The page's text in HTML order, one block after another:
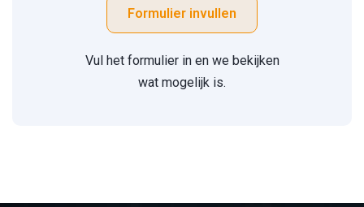
Formulier invullen
Vul het formulier in en we bekijken
wat mogelijk is.